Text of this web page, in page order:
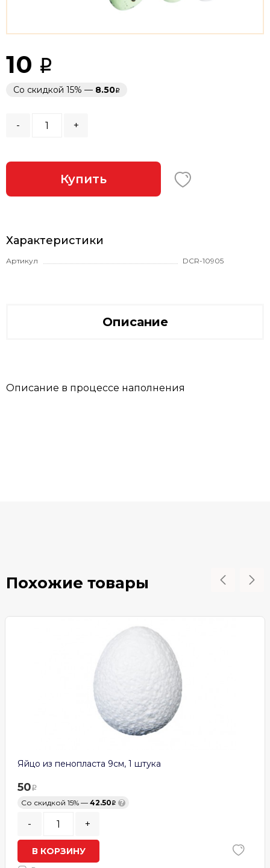
10
Со скидкой 15% — 8.50
- +
Купить
Характеристики
Артикул DCR-10905
Описание
Описание в процессе наполнения
Похожие товары
Яйцо из пенопласта 9см, 1 штука
50
Со скидкой 15% — 42.50 ?
- +
В КОРЗИНУ